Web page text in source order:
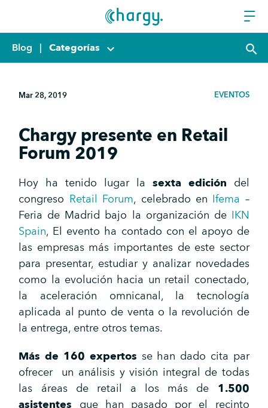
Blog | Categorías keyboard_arrow_down search
Mar 28, 2019 EVENTOS
Chargy presente en Retail
Forum 2019
Hoy ha tenido lugar la sexta edición del
congreso Retail Forum, celebrado en Ifema –
Feria de Madrid bajo la organización de IKN
Spain, El evento ha contado con el apoyo de
las empresas más importantes de este sector
para presentar, estudiar y analizar novedades
como la evolución hacia un retail conectado,
la aceleración omnicanal, la tecnología
aplicada al punto de venta o la revolución de
la entrega, entre otros temas.
Más de 160 expertos se han dado cita par
ofrecer un análisis y visión integral de todas
las áreas de retail a los más de 1.500
asistentes que han pasado por el recinto